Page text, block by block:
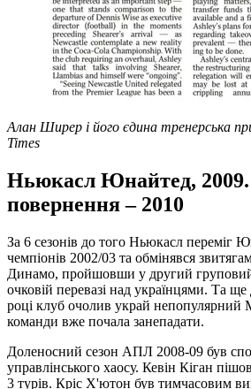
Алан Ширер і його єдина тренерська
Times
Ньюкасл Юнайтед, 2009.
повернення – 2010
За 6 сезонів до того Ньюкасл переміг
чемпіонів 2002/03 та обмінявся
Динамо, пройшовши у другий
очковій перевазі над українцями. Та
році клуб очолив украй непопулярний
команди вже почала занепадати.
Доленосний сезон АПЛ 2008-09 був
управлінського хаосу. Кевін Кіган
3 турів. Кріс Х'ютон був тимчасовим